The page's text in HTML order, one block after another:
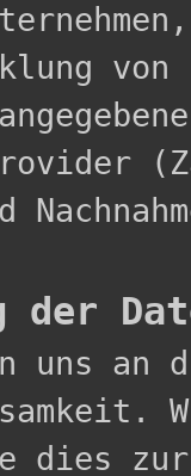
von
der
uns an
dies